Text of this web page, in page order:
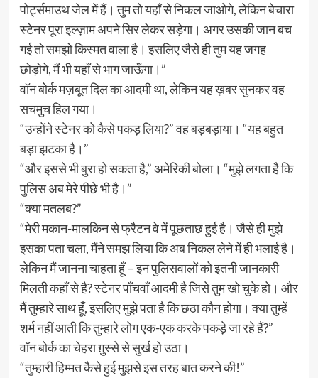
पोर्ट्समाउथ जेल में हैं। तुम तो यहाँ से निकल जाओगे, लेकिन बेचारा
स्टेनर पूरा इल्ज़ाम अपने सिर लेकर सड़ेगा। अगर उसकी जान बच
गई तो समझो किस्मत वाला है। इसलिए जैसे ही तुम यह जगह
छोड़ोगे, मैं भी यहाँ से भाग जाऊँगा।”
वॉन बोर्क मज़बूत दिल का आदमी था, लेकिन यह ख़बर सुनकर वह
सचमुच हिल गया।
“उन्होंने स्टेनर को कैसे पकड़ लिया?” वह बड़बड़ाया। “यह बहुत
बड़ा झटका है।”
“और इससे भी बुरा हो सकता है,” अमेरिकी बोला। “मुझे लगता है कि
पुलिस अब मेरे पीछे भी है।”
“क्या मतलब?”
“मेरी मकान-मालकिन से फ्रैटन वे में पूछताछ हुई है। जैसे ही मुझे
इसका पता चला, मैंने समझ लिया कि अब निकल लेने में ही भलाई है।
लेकिन मैं जानना चाहता हूँ – इन पुलिसवालों को इतनी जानकारी
मिलती कहाँ से है? स्टेनर पाँचवाँ आदमी है जिसे तुम खो चुके हो। और
मैं तुम्हारे साथ हूँ, इसलिए मुझे पता है कि छठा कौन होगा। क्या तुम्हें
शर्म नहीं आती कि तुम्हारे लोग एक-एक करके पकड़े जा रहे हैं?”
वॉन बोर्क का चेहरा ग़ुस्से से सुर्ख हो उठा।
“तुम्हारी हिम्मत कैसे हुई मुझसे इस तरह बात करने की!”